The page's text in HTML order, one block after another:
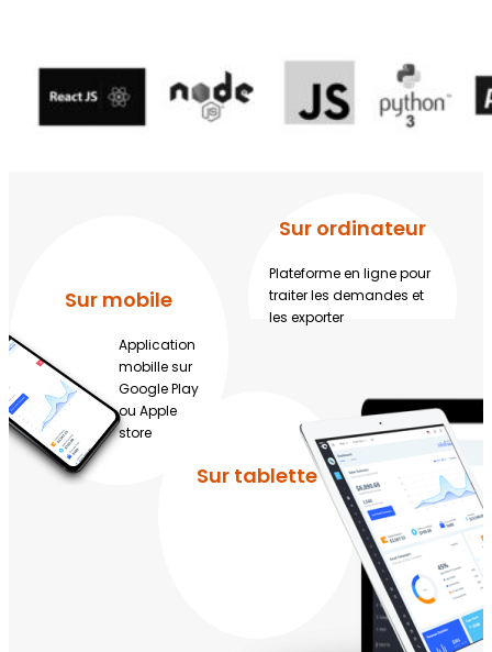
Sur mobile
Application
mobille sur
Google Play
ou Apple
store
Sur tablette
Sur ordinateur
Plateforme en ligne pour
traiter les demandes et
les exporter